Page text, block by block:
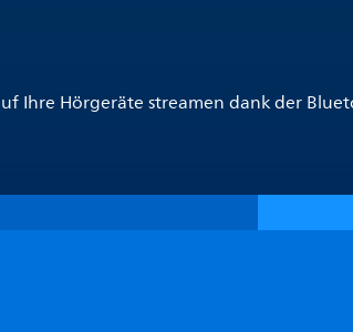
Ihre Hörgeräte streamen dank der